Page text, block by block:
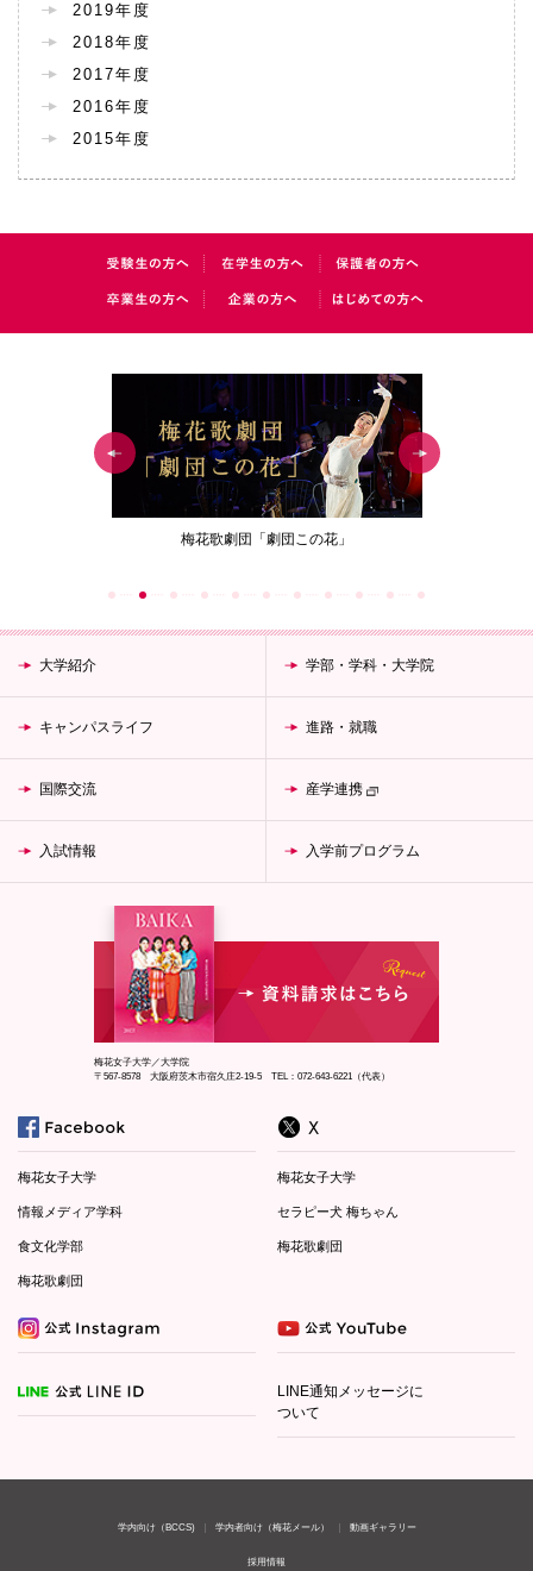
2019年度
2018年度
2017年度
2016年度
2015年度
梅花歌劇団「劇団この花」
大学紹介 学部・学科・大学院
キャンパスライフ 進路・就職
国際交流 産学連携
入試情報 入学前プログラム
梅花女子大学／大学院
〒567-8578 大阪府茨木市宿久庄2-19-5 TEL：072-643-6221（代表）
梅花女子大学
情報メディア学科
食文化学部
梅花歌劇団
梅花女子大学
セラピー犬 梅ちゃん
梅花歌劇団
LINE通知メッセージに
ついて
学内向け（BCCS) 学内者向け（梅花メール） 動画ギャラリー
採用情報